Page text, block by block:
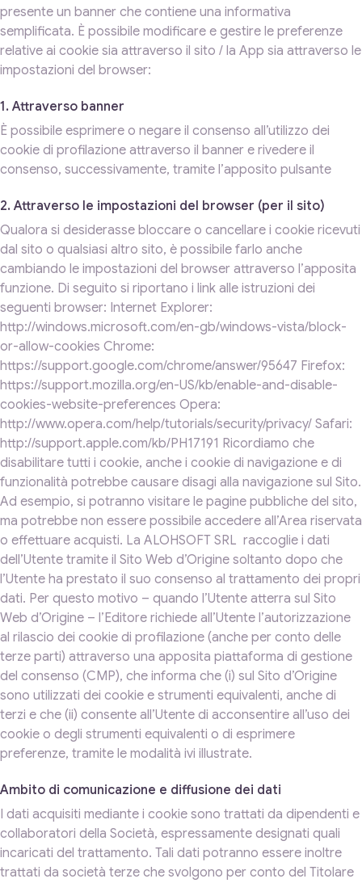
presente un banner che contiene una informativa
semplificata. È possibile modificare e gestire le preferenze
relative ai cookie sia attraverso il sito / la App sia attraverso le
impostazioni del browser:
1. Attraverso banner
È possibile esprimere o negare il consenso all’utilizzo dei
cookie di profilazione attraverso il banner e rivedere il
consenso, successivamente, tramite l’apposito pulsante
2. Attraverso le impostazioni del browser (per il sito)
Qualora si desiderasse bloccare o cancellare i cookie ricevuti
dal sito o qualsiasi altro sito, è possibile farlo anche
cambiando le impostazioni del browser attraverso l’apposita
funzione. Di seguito si riportano i link alle istruzioni dei
seguenti browser: Internet Explorer:
http://windows.microsoft.com/en-gb/windows-vista/block-
or-allow-cookies Chrome:
https://support.google.com/chrome/answer/95647 Firefox:
https://support.mozilla.org/en-US/kb/enable-and-disable-
cookies-website-preferences Opera:
http://www.opera.com/help/tutorials/security/privacy/ Safari:
http://support.apple.com/kb/PH17191 Ricordiamo che
disabilitare tutti i cookie, anche i cookie di navigazione e di
funzionalità potrebbe causare disagi alla navigazione sul Sito.
Ad esempio, si potranno visitare le pagine pubbliche del sito,
ma potrebbe non essere possibile accedere all’Area riservata
o effettuare acquisti. La ALOHSOFT SRL raccoglie i dati
dell’Utente tramite il Sito Web d’Origine soltanto dopo che
l’Utente ha prestato il suo consenso al trattamento dei propri
dati. Per questo motivo – quando l’Utente atterra sul Sito
Web d’Origine – l’Editore richiede all’Utente l’autorizzazione
al rilascio dei cookie di profilazione (anche per conto delle
terze parti) attraverso una apposita piattaforma di gestione
del consenso (CMP), che informa che (i) sul Sito d’Origine
sono utilizzati dei cookie e strumenti equivalenti, anche di
terzi e che (ii) consente all’Utente di acconsentire all’uso dei
cookie o degli strumenti equivalenti o di esprimere
preferenze, tramite le modalità ivi illustrate.
Ambito di comunicazione e diffusione dei dati
I dati acquisiti mediante i cookie sono trattati da dipendenti e
collaboratori della Società, espressamente designati quali
incaricati del trattamento. Tali dati potranno essere inoltre
trattati da società terze che svolgono per conto del Titolare